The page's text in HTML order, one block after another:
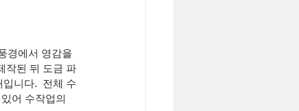
경에서 영감을
작된 뒤 도금 파
입니다. 전체 수
어 수작업의